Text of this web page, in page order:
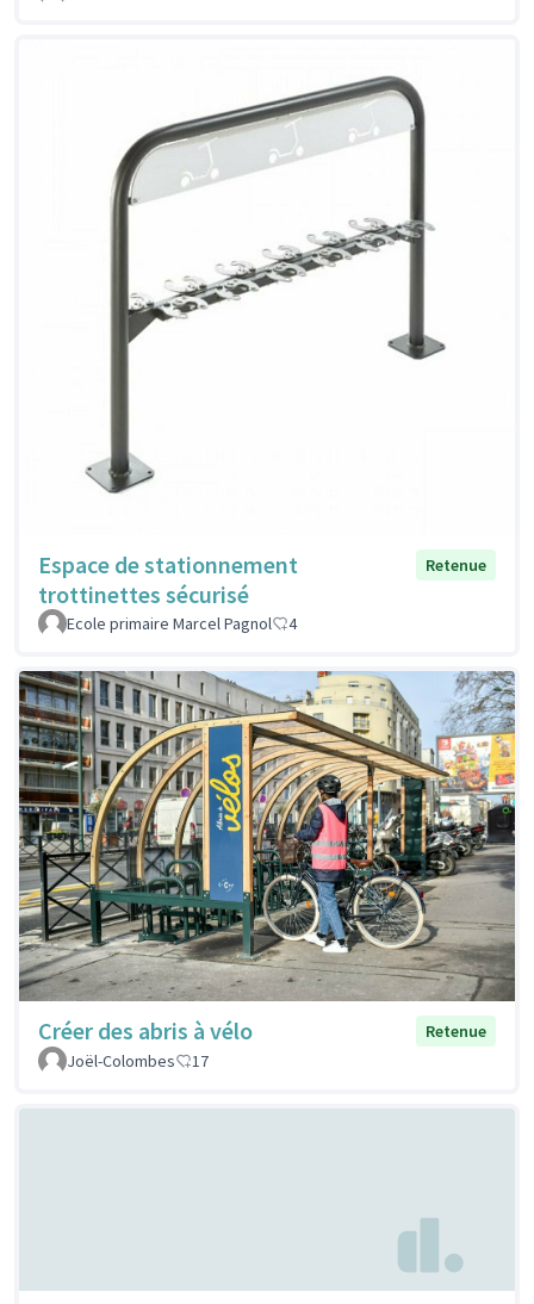
Espace de stationnement
trottinettes sécurisé
Retenue
Ecole primaire Marcel Pagnol 4
Créer des abris à vélo
Retenue
Joël-Colombes
17